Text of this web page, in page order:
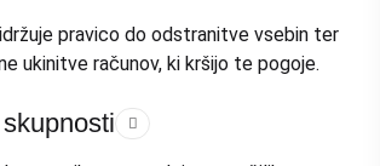
pravico do odstranitve vsebin ter
ukinitve računov, ki kršijo te pogoje.